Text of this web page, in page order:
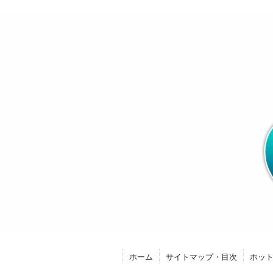
ホーム サイトマップ・目次 ホッ